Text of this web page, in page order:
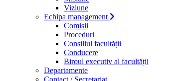
Viziune
Echipa management
Comisii
Proceduri
Consiliul facultății
Conducere
Biroul executiv al facultății
Departamente
Contact / Secretariat